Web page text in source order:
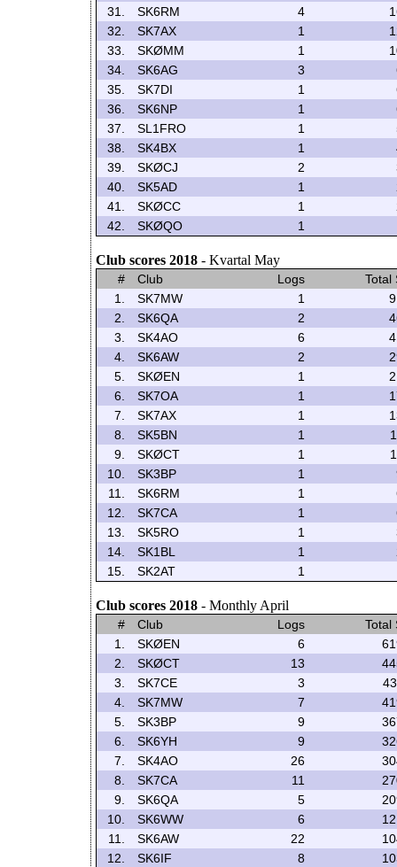
31.
SK6RM 4
32.
SK7AX 1
33.
SKØMM 1
34.
SK6AG 3
35.
SK7DI 1
36.
SK6NP 1
37.
SL1FRO 1
38.
SK4BX 1
39.
SKØCJ 2
40.
SK5AD 1
41.
SKØCC 1
42.
SKØQO 1
Club scores 2018 - Kvartal May
# Club Logs
Total
1.
SK7MW 1
2.
SK6QA 2
3.
SK4AO 6
4.
SK6AW 2
5.
SKØEN 1
6.
SK7OA 1
7.
SK7AX 1
8.
SK5BN 1
9.
SKØCT 1
10.
SK3BP 1
11.
SK6RM 1
12.
SK7CA 1
13.
SK5RO 1
14.
SK1BL 1
15.
SK2AT 1
Club scores 2018 - Monthly April
# Club Logs
Total
1.
SKØEN 6
2.
SKØCT 13
3.
SK7CE 3
4.
SK7MW 7
5.
SK3BP 9
6.
SK6YH 9
7.
SK4AO 26
8.
SK7CA 11
9.
SK6QA 5
10.
SK6WW 6
11.
SK6AW 22
12.
SK6IF 8